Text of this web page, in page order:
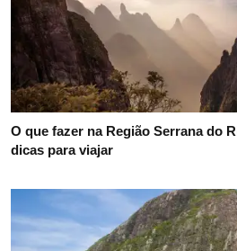
O que fazer na Região Serrana do
dicas para viajar